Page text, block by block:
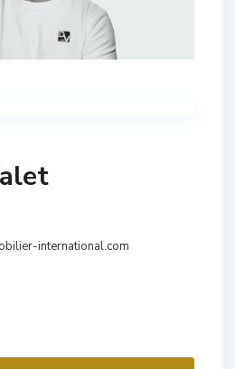
international.com